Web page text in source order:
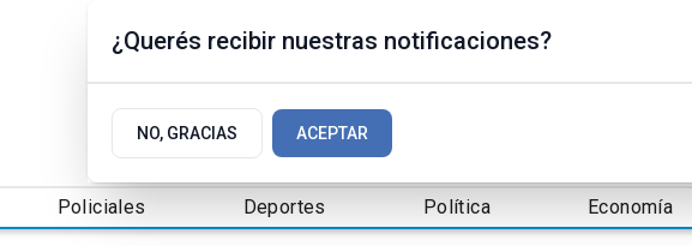
Policiales Deportes Política Economía
¿Querés recibir nuestras notificaciones?
NO, GRACIAS ACEPTAR